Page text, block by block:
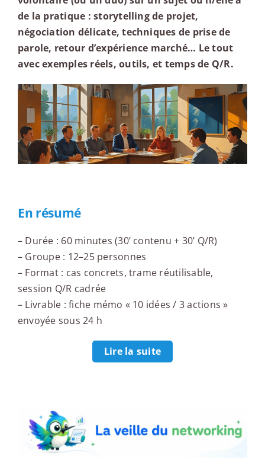
de la pratique : storytelling de projet,
négociation délicate, techniques de prise de
parole, retour d’expérience marché… Le tout
avec exemples réels, outils, et temps de Q/R.
En résumé
– Durée : 60 minutes (30’ contenu + 30’ Q/R)
– Groupe : 12–25 personnes
– Format : cas concrets, trame réutilisable,
session Q/R cadrée
– Livrable : fiche mémo « 10 idées / 3 actions »
envoyée sous 24 h
Lire la suite